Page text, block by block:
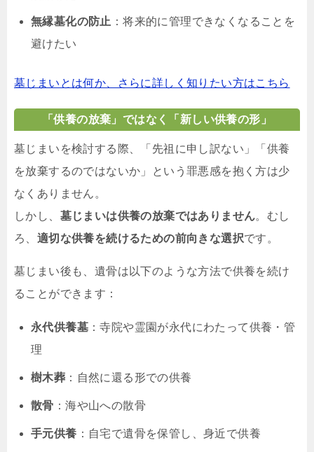
無縁墓化の防止 ：将来的に管理できなくなることを
避けたい
墓じまいとは何か、さらに詳しく知りたい方はこちら
「供養の放棄」ではなく「新しい供養の形」
墓じまいを検討する際、「先祖に申し訳ない」「供養
を放棄するのではないか」という罪悪感を抱く方は少
なくありません。
しかし、 墓じまいは供養の放棄ではありません。むし
ろ、 適切な供養を続けるための前向きな選択です。
墓じまい後も、遺骨は以下のような方法で供養を続け
ることができます：
永代供養墓 ：寺院や霊園が永代にわたって供養・管
理
樹木葬 ：自然に還る形での供養
散骨 ：海や山への散骨
手元供養 ：自宅で遺骨を保管し、身近で供養